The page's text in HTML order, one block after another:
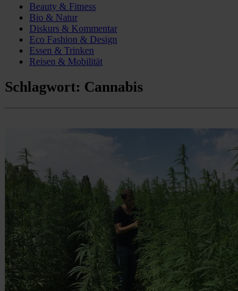
Beauty & Fitness
Bio & Natur
Diskurs & Kommentar
Eco Fashion & Design
Essen & Trinken
Reisen & Mobilität
Schlagwort: Cannabis